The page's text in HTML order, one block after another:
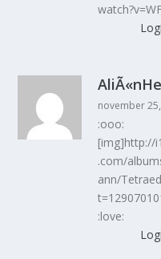
november
:ooo:
[img]http://
.com/
ann/
:love: